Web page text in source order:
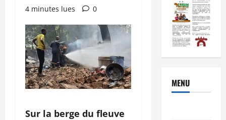
4 minutes lues
0
Sur la berge du fleuve
MENU